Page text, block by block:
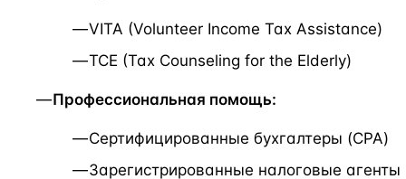
VITA (Volunteer Income Tax Assistance)
TCE (Tax Counseling for the Elderly)
Профессиональная помощь:
Сертифицированные бухгалтеры (CPA)
Зарегистрированные налоговые агенты